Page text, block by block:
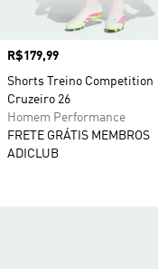
Preço
R$179,99
Shorts Treino Competition
Cruzeiro 26
Homem Performance
FRETE GRÁTIS MEMBROS
ADICLUB